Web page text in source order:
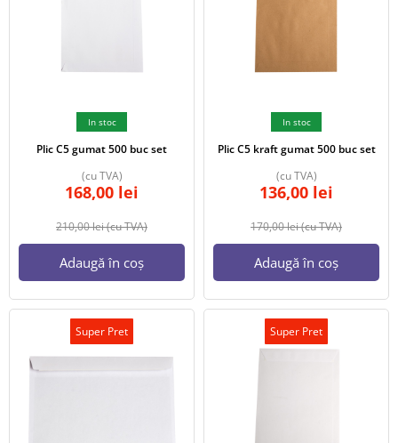
In stoc
Plic C5 gumat 500 buc set
210,00lei(cu TVA)
168,00 lei
(cu TVA)
Adaugă în coș
In stoc
Plic C5 kraft gumat 500 buc set
170,00lei(cu TVA)
136,00 lei
(cu TVA)
Adaugă în coș
Super Pret Super Pret